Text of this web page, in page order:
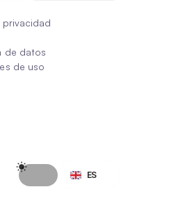
privacidad
de datos
de uso
ES